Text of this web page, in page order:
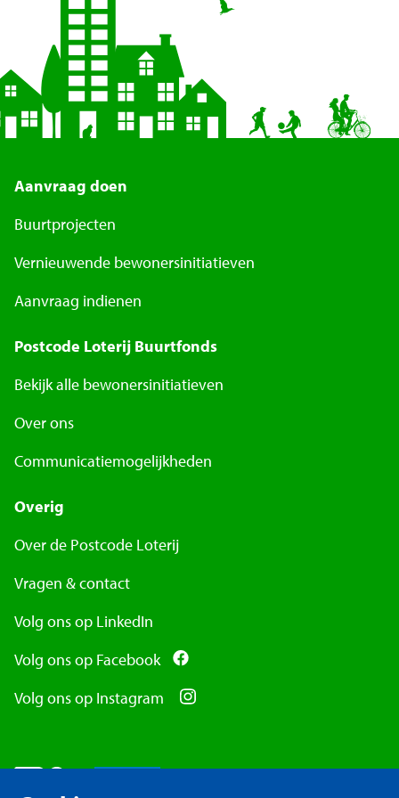
Aanvraag doen
Buurtprojecten
Vernieuwende bewonersinitiatieven
Aanvraag indienen
Postcode Loterij Buurtfonds
Bekijk alle bewonersinitiatieven
Over ons
Communicatiemogelijkheden
Overig
Over de Postcode Loterij
Vragen & contact
Volg ons op LinkedIn
Volg ons op Facebook
Volg ons op Instagram